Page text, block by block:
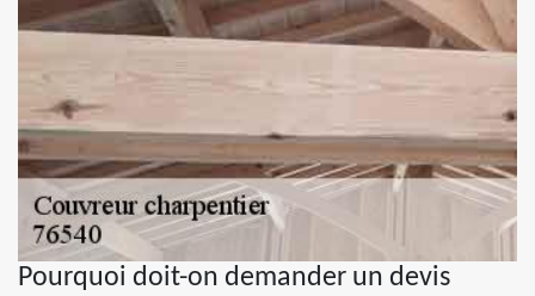
Pourquoi doit-on demander un devis